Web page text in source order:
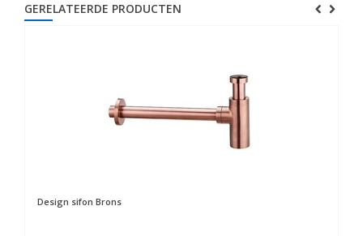
GERELATEERDE PRODUCTEN
Design sifon Brons